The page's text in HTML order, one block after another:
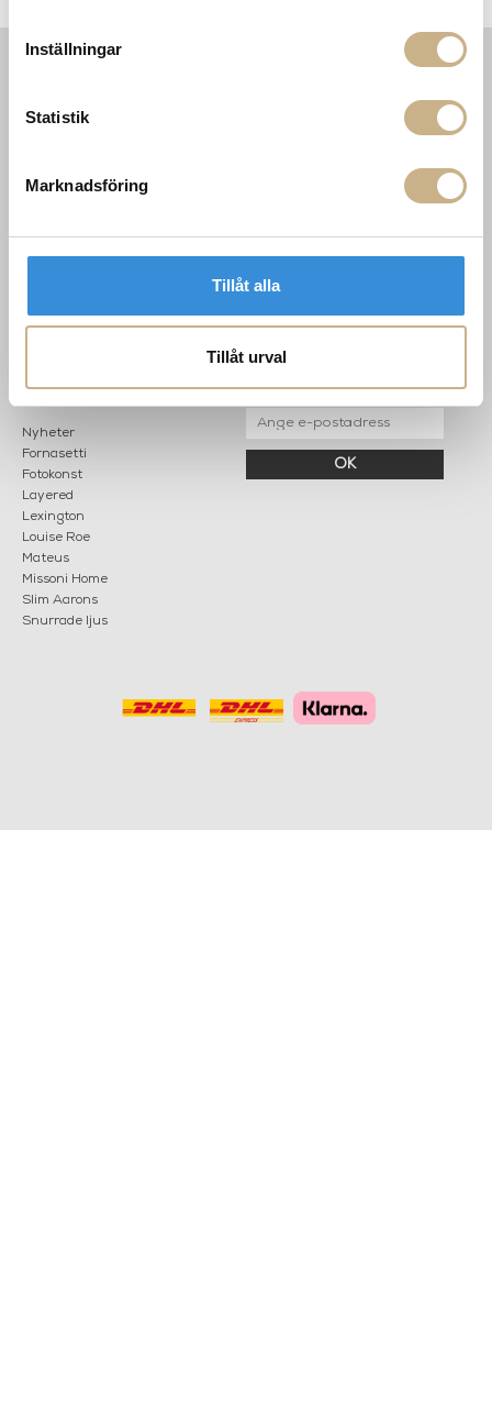
Inställningar
Statistik
Marknadsföring
Tillåt alla
Tillåt urval
Om oss
Tis-fre: 10-18
KATEGORIER
Nyheter
Fornasetti
Fotokonst
Layered
Lexington
Louise Roe
Mateus
Missoni Home
Slim Aarons
Snurrade ljus
OK